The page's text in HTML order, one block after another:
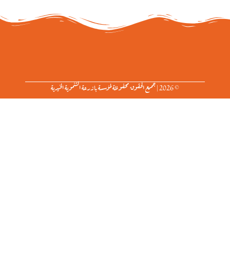
© 2026 | جميع الحقوق محفوظة لمؤسسة بازرعة التنموية الخيرية